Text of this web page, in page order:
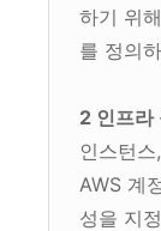
하기 위
를 정의
2 인프라
인스턴
AWS 계
성을 지